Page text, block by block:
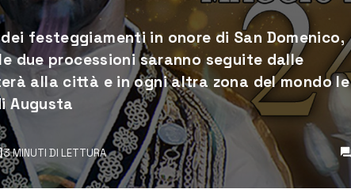
festeggiamenti in onore di San Domenico,
due processioni saranno seguite dalle
alla città e in ogni altra zona del mondo le
Augusta
3 MINUTI DI LETTURA